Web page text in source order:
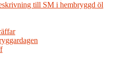
till SM i hembryggd öl